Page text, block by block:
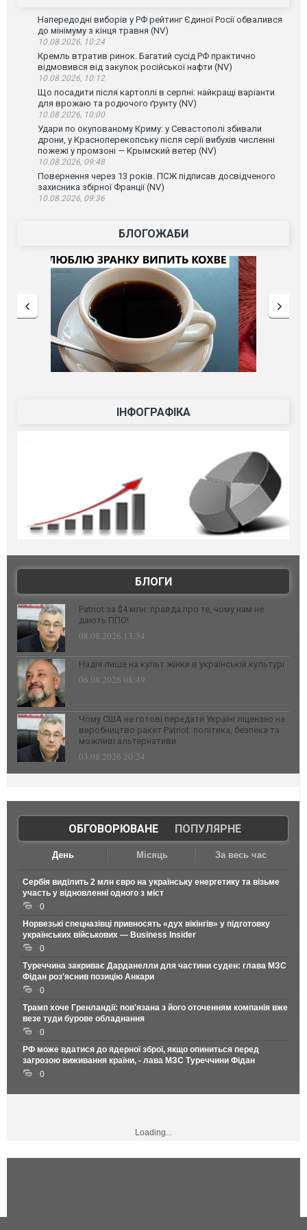
Напередодні виборів у РФ рейтинг Єдиної Росії обвалився
до мінімуму з кінця травня (NV)
10.08.2026, 10:24
Кремль втратив ринок. Багатий сусід РФ практично
відмовився від закупок російської нафти (NV)
10.08.2026, 10:12
Що посадити після картоплі в серпні: найкращі варіанти
для врожаю та родючого ґрунту (NV)
10.08.2026, 10:00
Удари по окупованому Криму: у Севастополі збивали
дрони, у Красноперекопську після серії вибухів численні
пожежі у промзоні — Крымский ветер (NV)
10.08.2026, 09:48
Повернення через 13 років. ПСЖ підписав досвідченого
захисника збірної Франції (NV)
10.08.2026, 09:36
БЛОГОЖАБИ
ІНФОГРАФІКА
БЛОГИ
Patriot за $4 млн: правда про те, чому нам не
дають ППО!
08.08.2026 13:34
Надія лише на культ жінки в українській культурі
06.08.2026 08:49
Чому США не готові передати Україні ліцензію на
виробництво ракет Patriot: політика, безпека та
можливі альтернативи
03.08.2026 20:24
ОБГОВОРЮВАНЕ| ПОПУЛЯРНЕ
День Місяць За весь час
Сербія виділить 2 млн євро на українську енергетику та візьме
участь у відновленні одного з міст
0
Норвезькі спецназівці привносять «дух вікінгів» у підготовку
українських військових — Business Insider
0
Туреччина закриває Дарданелли для частини суден: глава МЗС
Фідан роз'яснив позицію Анкари
0
Трамп хоче Гренландії: пов'язана з його оточенням компанія вже
везе туди бурове обладнання
0
РФ може вдатися до ядерної зброї, якщо опиниться перед
загрозою виживання країни, - лава МЗС Туреччини Фідан
0
Loading...